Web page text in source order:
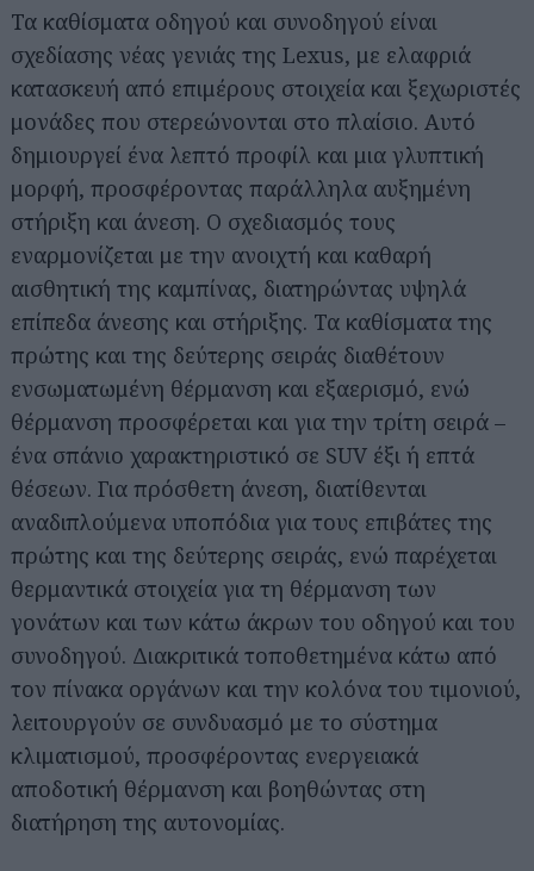
Τα καθίσματα οδηγού και συνοδηγού είναι
σχεδίασης νέας γενιάς της Lexus, με ελαφριά
κατασκευή από επιμέρους στοιχεία και ξεχωριστές
μονάδες που στερεώνονται στο πλαίσιο. Αυτό
δημιουργεί ένα λεπτό προφίλ και μια γλυπτική
μορφή, προσφέροντας παράλληλα αυξημένη
στήριξη και άνεση. Ο σχεδιασμός τους
εναρμονίζεται με την ανοιχτή και καθαρή
αισθητική της καμπίνας, διατηρώντας υψηλά
επίπεδα άνεσης και στήριξης. Τα καθίσματα της
πρώτης και της δεύτερης σειράς διαθέτουν
ενσωματωμένη θέρμανση και εξαερισμό, ενώ
θέρμανση προσφέρεται και για την τρίτη σειρά –
ένα σπάνιο χαρακτηριστικό σε SUV έξι ή επτά
θέσεων. Για πρόσθετη άνεση, διατίθενται
αναδιπλούμενα υποπόδια για τους επιβάτες της
πρώτης και της δεύτερης σειράς, ενώ παρέχεται
θερμαντικά στοιχεία για τη θέρμανση των
γονάτων και των κάτω άκρων του οδηγού και του
συνοδηγού. Διακριτικά τοποθετημένα κάτω από
τον πίνακα οργάνων και την κολόνα του τιμονιού,
λειτουργούν σε συνδυασμό με το σύστημα
κλιματισμού, προσφέροντας ενεργειακά
αποδοτική θέρμανση και βοηθώντας στη
διατήρηση της αυτονομίας.
Αναζήτηση
για...